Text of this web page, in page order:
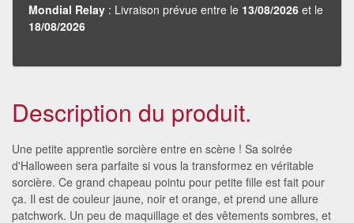
Mondial Relay : Livraison prévue entre le 13/08/2026 et le
18/08/2026
Description du produit.
Une petite apprentie sorcière entre en scène ! Sa soirée
d'Halloween sera parfaite si vous la transformez en véritable
sorcière. Ce grand chapeau pointu pour petite fille est fait pour
ça. Il est de couleur jaune, noir et orange, et prend une allure
patchwork. Un peu de maquillage et des vêtements sombres, et